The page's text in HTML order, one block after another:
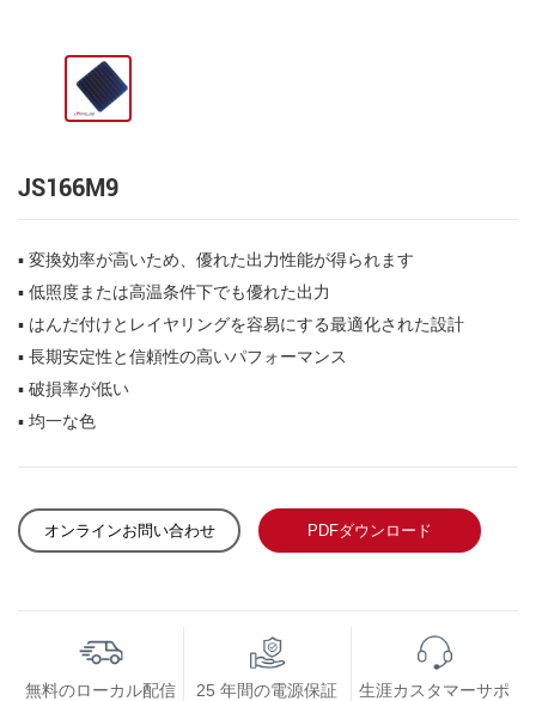
JS166M9
▪ 変換効率が高いため、優れた出力性能が得られます
▪ 低照度または高温条件下でも優れた出力
▪ はんだ付けとレイヤリングを容易にする最適化された設計
▪ 長期安定性と信頼性の高いパフォーマンス
▪ 破損率が低い
▪ 均一な色
オンラインお問い合わせ PDFダウンロード
無料のローカル配信 25 年間の電源保証
生涯カスタマーサポ